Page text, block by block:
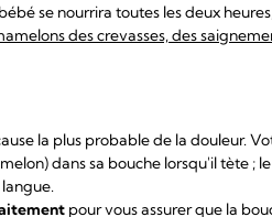
se nourrira toutes les deux
des crevasses, des
la plus probable de la douleur.
dans sa bouche lorsqu'il tète ;
pour vous assurer que la